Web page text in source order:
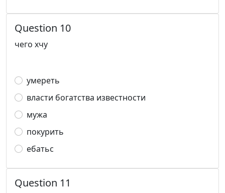
Question 10
чего хчу
умереть
власти богатства известности
мужа
покурить
ебатьс
Question 11